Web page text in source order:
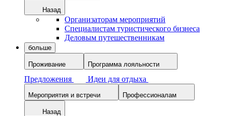
Назад
Организаторам мероприятий
Специалистам туристического бизнеса
Деловым путешественникам
больше
Проживание Программа лояльности
Предложения Идеи для отдыха
Мероприятия и встречи Профессионалам
Назад